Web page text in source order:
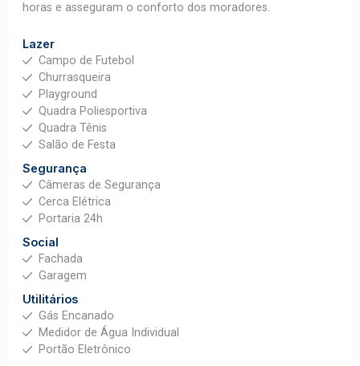
horas e asseguram o conforto dos moradores.
Lazer
Campo de Futebol
Churrasqueira
Playground
Quadra Poliesportiva
Quadra Tênis
Salão de Festa
Segurança
Câmeras de Segurança
Cerca Elétrica
Portaria 24h
Social
Fachada
Garagem
Utilitários
Gás Encanado
Medidor de Água Individual
Portão Eletrônico